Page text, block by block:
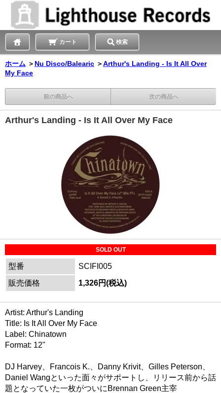
カート 検索
ホーム ＞ Nu Disco/Balearic ＞Arthur's Landing - Is It All Over
My Face
前の商品へ 次の商品へ
Arthur's Landing - Is It All Over My Face
SOLD OUT
型番
SCIFI005
販売価格
1,326円(税込)
Artist: Arthur's Landing
Title: Is It All Over My Face
Label: Chinatown
Format: 12"
DJ Harvey、Francois K.、Danny Krivit、Gilles Peterson、
Daniel Wangといった面々がサポートし、リリース前から話
題となっていた一枚がついにBrennan Green主宰